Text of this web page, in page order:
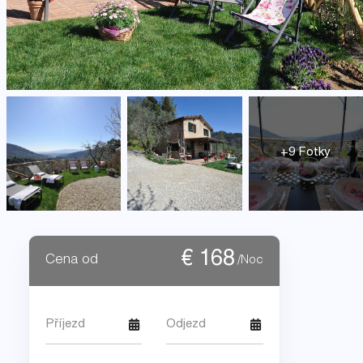
+9 Fotky
Cena od € 168 /Noc
Příjezd Odjezd